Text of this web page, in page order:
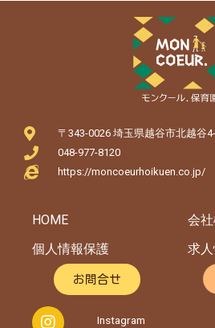
〒343-0026 埼玉県越谷市北越谷
048-977-8120
https://moncoeurhoikuen.co.jp/
HOME
会
個人情報保護
求
お問合せ
Instagram